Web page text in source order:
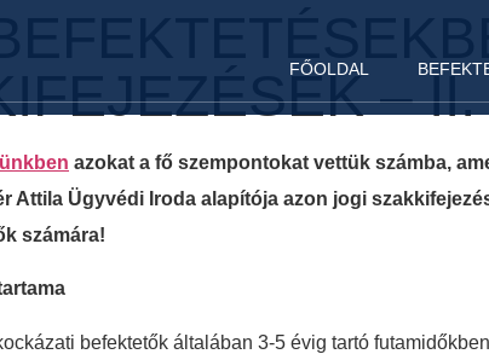
FŐOLDAL
–
azokat a fő szempontokat vettük számba,
Attila Ügyvédi Iroda alapítója azon jogi
számára!
befektetők általában 3-5 évig tartó